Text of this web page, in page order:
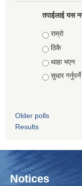
तपाईलाई यस
Choices
राम्रो
ठिकै
थाहा भएन
सुधार गर्नुपर्ने
Older polls
Results
Notices